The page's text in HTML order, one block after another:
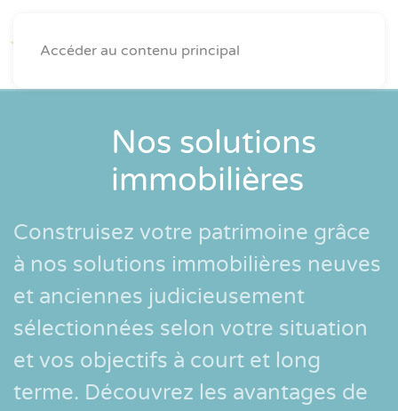
Accéder au contenu principal
Nos solutions
immobilières
Construisez votre patrimoine grâce
à nos solutions immobilières neuves
et anciennes judicieusement
sélectionnées selon votre situation
et vos objectifs à court et long
terme. Découvrez les avantages de